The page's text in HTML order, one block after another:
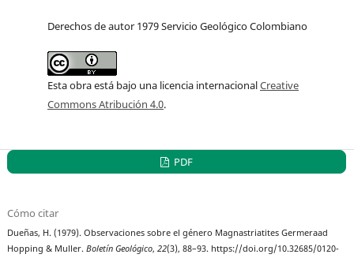
Derechos de autor 1979 Servicio Geológico Colombiano
Esta obra está bajo una licencia internacionalCreative
Commons Atribución 4.0.
PDF
Cómo citar
Dueñas, H. (1979). Observaciones sobre el género Magnastriatites Germeraad
Hopping & Muller.Boletín Geológico,22(3), 88–93. https://doi.org/10.32685/0120-